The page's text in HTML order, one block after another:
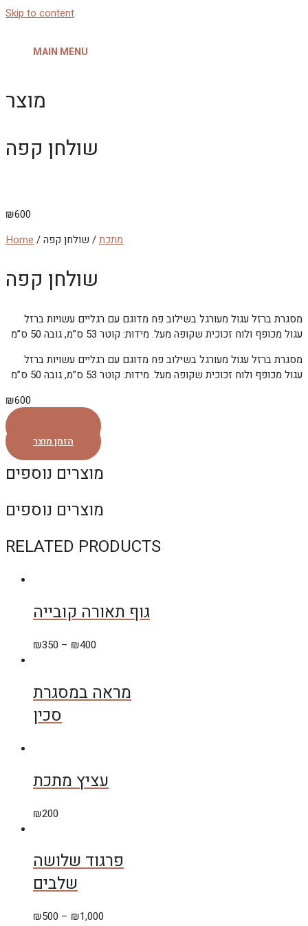
Skip to content
MAIN MENU
מוצר
שולחן קפה
₪600
Home / מתכת/ שולחן קפה
שולחן קפה
מסגרת ברזל עגול מעורגל בשילוב פח מדוגם עם רגליים עשויות ברזל
עגול מכופף ולוח זכוכית שקופה מעל. מידות: קוטר 53 ס”מ, גובה 50 ס”מ
מסגרת ברזל עגול מעורגל בשילוב פח מדוגם עם רגליים עשויות ברזל
עגול מכופף ולוח זכוכית שקופה מעל. מידות: קוטר 53 ס”מ, גובה 50 ס”מ
₪600
הזמן מוצר
מוצרים נוספים
מוצרים נוספים
RELATED PRODUCTS
גוף תאורה קובייה
₪350 – ₪400
מראה במסגרת
סכין
עציץ מתכת
₪200
פרגוד שלושה
שלבים
₪500 – ₪1,000